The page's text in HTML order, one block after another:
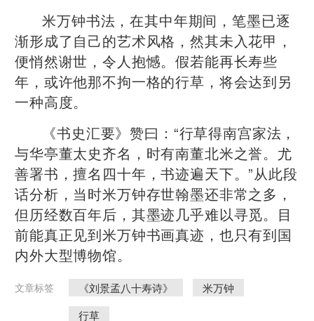
米万钟书法，在其中年期间，笔墨已逐
渐形成了自己的艺术风格，然其未入花甲，
便悄然谢世，令人抱憾。假若能再长寿些
年，或许他那不拘一格的行草，将会达到另
一种高度。
《书史汇要》赞曰：“行草得南宫家法，
与华亭董太史齐名，时有南董北米之誉。尤
善署书，擅名四十年，书迹遍天下。”从此段
话分析，当时米万钟存世翰墨还非常之多，
但历经数百年后，其墨迹几乎难以寻觅。目
前能真正见到米万钟书画真迹，也只有到国
内外大型博物馆。
文章标签 《刘景孟八十寿诗》
米万钟
行草